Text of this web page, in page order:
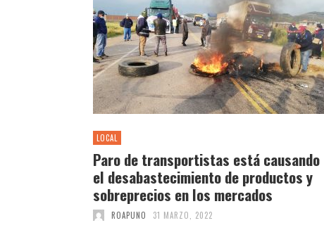
LOCAL
Paro de transportistas está causando
el desabastecimiento de productos y
sobreprecios en los mercados
ROAPUNO 31 MARZO, 2022